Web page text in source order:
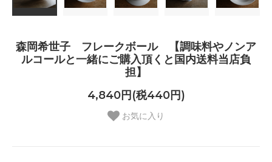
森岡希世子 フレークボール 【調味料やノンア
ルコールと一緒にご購入頂くと国内送料当店負
担】
4,840円(税440円)
お気に入り